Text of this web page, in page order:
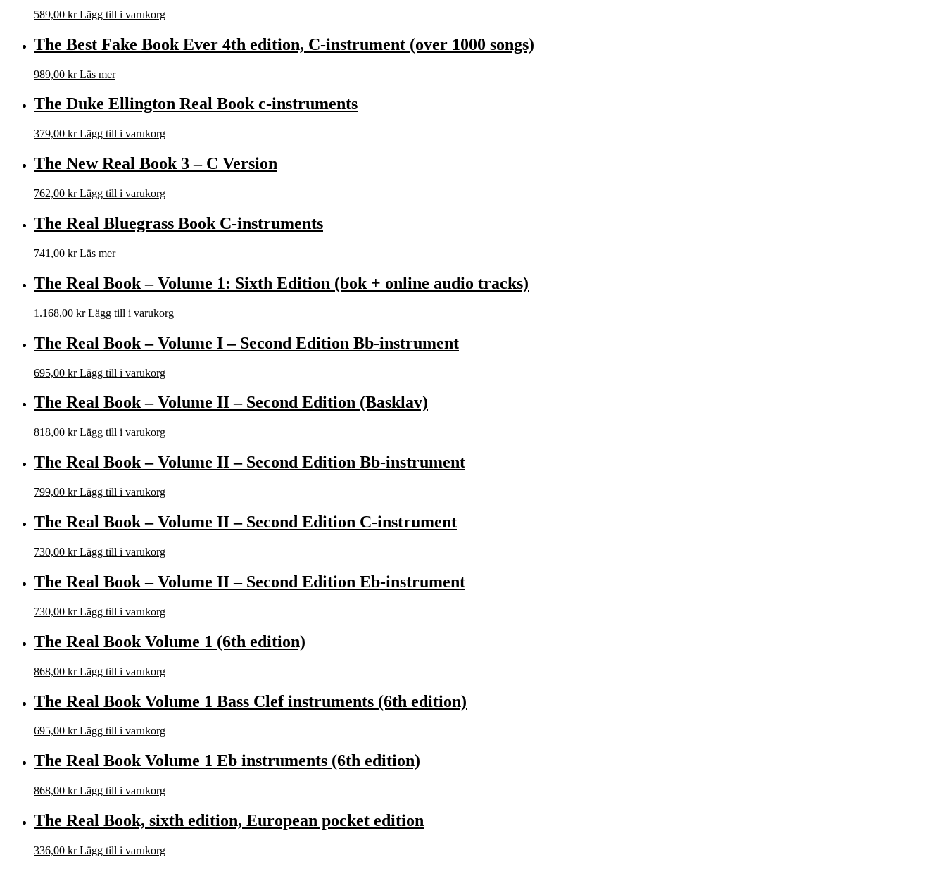
589,00 kr Lägg till i varukorg
The Best Fake Book Ever 4th edition, C-instrument (over 1000 songs)
989,00 kr Läs mer
The Duke Ellington Real Book c-instruments
379,00 kr Lägg till i varukorg
The New Real Book 3 – C Version
762,00 kr Lägg till i varukorg
The Real Bluegrass Book C-instruments
741,00 kr Läs mer
The Real Book – Volume 1: Sixth Edition (bok + online audio tracks)
1.168,00 kr Lägg till i varukorg
The Real Book – Volume I – Second Edition Bb-instrument
695,00 kr Lägg till i varukorg
The Real Book – Volume II – Second Edition (Basklav)
818,00 kr Lägg till i varukorg
The Real Book – Volume II – Second Edition Bb-instrument
799,00 kr Lägg till i varukorg
The Real Book – Volume II – Second Edition C-instrument
730,00 kr Lägg till i varukorg
The Real Book – Volume II – Second Edition Eb-instrument
730,00 kr Lägg till i varukorg
The Real Book Volume 1 (6th edition)
868,00 kr Lägg till i varukorg
The Real Book Volume 1 Bass Clef instruments (6th edition)
695,00 kr Lägg till i varukorg
The Real Book Volume 1 Eb instruments (6th edition)
868,00 kr Lägg till i varukorg
The Real Book, sixth edition, European pocket edition
336,00 kr Lägg till i varukorg